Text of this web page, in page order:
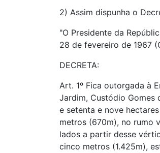
2) Assim dispunha o
"O Presidente da
28 de fevereiro de 1967
DECRETA:
Art. 1º Fica outorgada à
Jardim, Custódio Gomes
e setenta e nove
metros (670m), no rumo
lados a partir desse
cinco metros (1.425m),